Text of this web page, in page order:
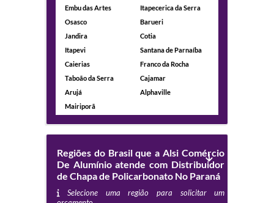
Embu das Artes
Itapecerica da Serra
Osasco
Barueri
Jandira
Cotia
Itapevi
Santana de Parnaíba
Caierias
Franco da Rocha
Taboão da Serra
Cajamar
Arujá
Alphaville
Mairiporã
Regiões do Brasil que a Alsi Comércio
De Alumínio atende com Distribuidor
de Chapa de Policarbonato No Paraná
Selecione uma região para solicitar um